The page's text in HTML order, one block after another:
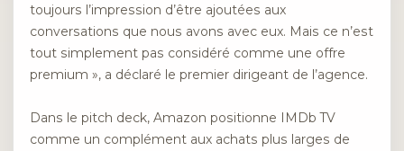
toujours l’impression d’être ajoutées aux
conversations que nous avons avec eux. Mais ce n’est
tout simplement pas considéré comme une offre
premium », a déclaré le premier dirigeant de l’agence.
Dans le pitch deck, Amazon positionne IMDb TV
comme un complément aux achats plus larges de